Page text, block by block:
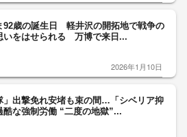
92歳の誕生日 軽井沢の開拓地で戦争の
いをはせられる 万博で来日...
2026年1月10日
」出撃免れ安堵も束の間…「シベリア抑
酷な強制労働 “二度の地獄”...